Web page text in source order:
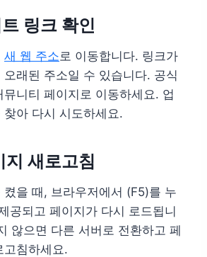
링크 확인
새 웹 주소 로 이동합니다. 링크가
래된 주소일 수 있습니다. 공식
니티 페이지로 이동하세요. 업
아 다시 시도하세요.
지 새로고침
켰을 때, 브라우저에서 (F5)를 누
공되고 페이지가 다시 로드됩니
않으면 다른 서버로 전환하고 페
고침하세요.